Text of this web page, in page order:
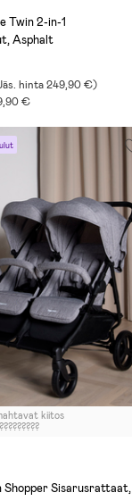
ulkovaatteissakin.
plussaa,
rattaat.
Twin 2-in-1
Asphalt
hinta 249,90 €)
€
kiitos
Shopper Sisarusrattaat,